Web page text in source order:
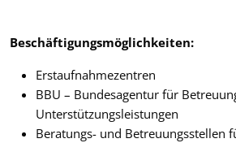
Beschäftigungsmöglichkeiten:
Erstaufnahmezentren
BBU – Bundesagentur für
Unterstützungsleistungen
Beratungs- und Betreuungsstellen